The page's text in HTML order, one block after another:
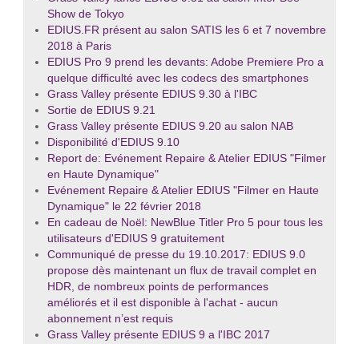
Show de Tokyo
EDIUS.FR présent au salon SATIS les 6 et 7 novembre
2018 à Paris
EDIUS Pro 9 prend les devants: Adobe Premiere Pro a
quelque difficulté avec les codecs des smartphones
Grass Valley présente EDIUS 9.30 à l'IBC
Sortie de EDIUS 9.21
Grass Valley présente EDIUS 9.20 au salon NAB
Disponibilité d'EDIUS 9.10
Report de: Evénement Repaire & Atelier EDIUS "Filmer
en Haute Dynamique"
Evénement Repaire & Atelier EDIUS "Filmer en Haute
Dynamique" le 22 février 2018
En cadeau de Noël: NewBlue Titler Pro 5 pour tous les
utilisateurs d'EDIUS 9 gratuitement
Communiqué de presse du 19.10.2017: EDIUS 9.0
propose dès maintenant un flux de travail complet en
HDR, de nombreux points de performances
améliorés et il est disponible à l'achat - aucun
abonnement n’est requis
Grass Valley présente EDIUS 9 a l'IBC 2017